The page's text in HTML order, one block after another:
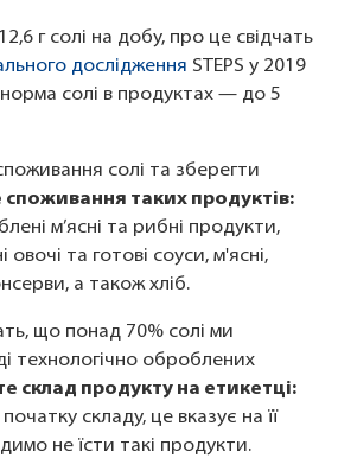
г солі на добу, про це свідчать
дослідження STEPS у 2019
норма солі в продуктах — до 5
солі та зберегти
таких продуктів:
м’ясні та рибні продукти,
та готові соуси, м'ясні,
а також хліб.
що понад 70% солі ми
технологічно оброблених
склад продукту на етикетці:
складу, це вказує на її
не їсти такі продукти.